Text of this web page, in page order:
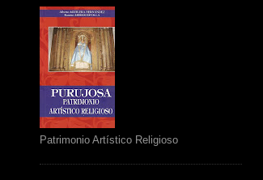
Patrimonio Artístico Religioso